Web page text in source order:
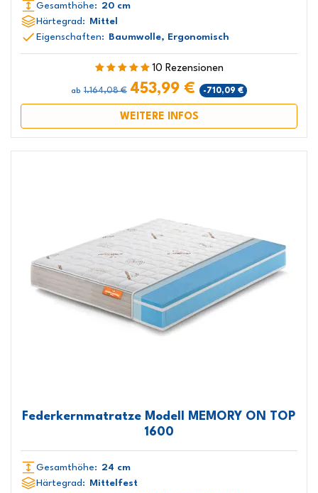
Gesamthöhe: 20 cm
Härtegrad: Mittel
Eigenschaften: Baumwolle, Ergonomisch
10 Rezensionen
ab 1.164,08 € 453,99 € -710,09 €
WEITERE INFOS
Federkernmatratze Modell MEMORY ON TOP
1600
Gesamthöhe: 24 cm
Härtegrad:
Mittelfest